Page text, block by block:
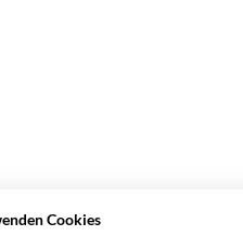
Cookies